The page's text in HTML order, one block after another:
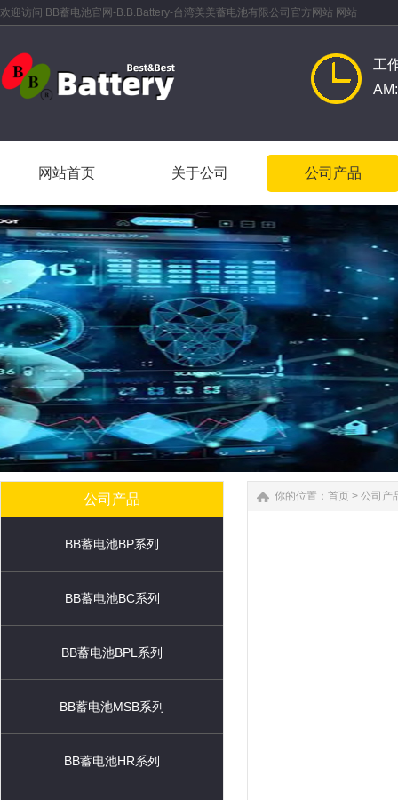
欢迎访问 BB蓄电池官网-B.B.Battery-台湾美美蓄电池有限公司官方网站 网站
工
网站首页 关于公司 公司产品
公司产品
BB蓄电池BP系列
BB蓄电池BC系列
BB蓄电池BPL系列
BB蓄电池MSB系列
BB蓄电池HR系列
你的位置： 首页 > 公司产